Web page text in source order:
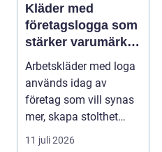
Kläder med
företagslogga som
stärker varumärket
varje dag
Arbetskläder med loga
används idag av
företag som vill synas
mer, skapa stolthet
inte...
11 juli 2026